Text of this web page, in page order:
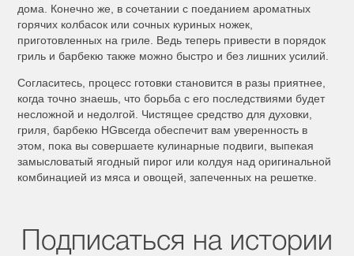
дома. Конечно же, в сочетании с поеданием ароматных
горячих колбасок или сочных куриных ножек,
приготовленных на гриле. Ведь теперь привести в порядок
гриль и барбекю также можно быстро и без лишних усилий.
Согласитесь, процесс готовки становится в разы приятнее,
когда точно знаешь, что борьба с его последствиями будет
несложной и недолгой. Чистящее средство для духовки,
гриля, барбекю HGвсегда обеспечит вам уверенность в
этом, пока вы совершаете кулинарные подвиги, выпекая
замысловатый ягодный пирог или колдуя над оригинальной
комбинацией из мяса и овощей, запеченных на решетке.
Подписаться на истории